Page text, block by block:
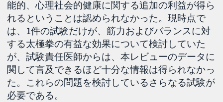
能的、心理社会的健康に関する追加の利益が得ら
れるということは認められなかった。現時点で
は、1件の試験だけが、筋力およびバランスに対
する太極拳の有益な効果について検討していた
が、試験責任医師からは、本レビューのデータに
関して言及できるほど十分な情報は得られなかっ
た。これらの問題を検討しているさらなる試験が
必要である。